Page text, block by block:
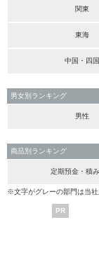
関東
東海
中国・四国
男女別ランキング
男性
商品別ランキング
定期預金・積
※文字がグレーの部門は当社
PR